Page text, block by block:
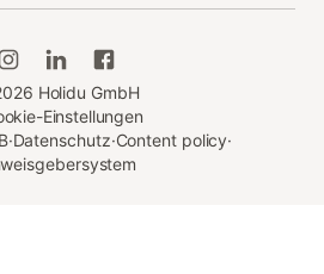
Holidu GmbH
Einstellungen
·Datenschutz·Content policy·